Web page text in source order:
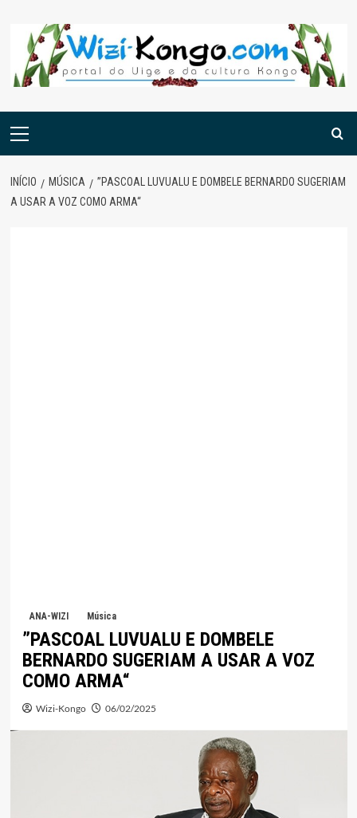
content
Menu
INÍCIO MÚSICA
”PASCOAL LUVUALU E DOMBELE BERNARDO SUGERIAM
A USAR A VOZ COMO ARMA“
ANA-WIZI Música
”PASCOAL LUVUALU E DOMBELE
BERNARDO SUGERIAM A USAR A VOZ
COMO ARMA“
Wizi-Kongo 06/02/2025